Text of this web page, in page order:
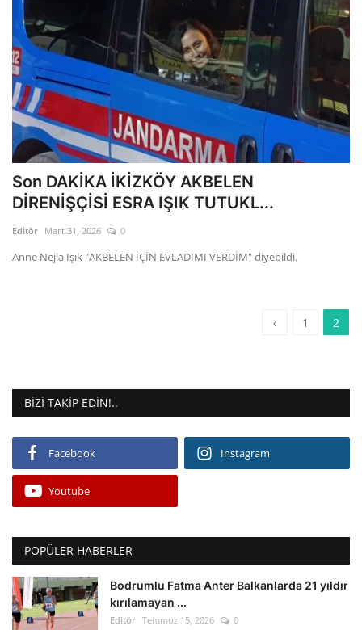
Son DAKİKA İKİZKÖY AKBELEN
DİRENİŞÇİSİ ESRA IŞIK TUTUKL...
Editör Mart 31, 2026 0
Anne Nejla Işık "AKBELEN İÇİN EVLADIMI VERDİM" diyebildi.
‹ 1 2
BIZI TAKIP EDIN!..
Facebook Instagram
Youtube
POPÜLER HABERLER
Bodrumlu Fatma Anter Balkanlarda 21 yıldır
kırılamayan ...
Editör Temmuz 15, 2026 0